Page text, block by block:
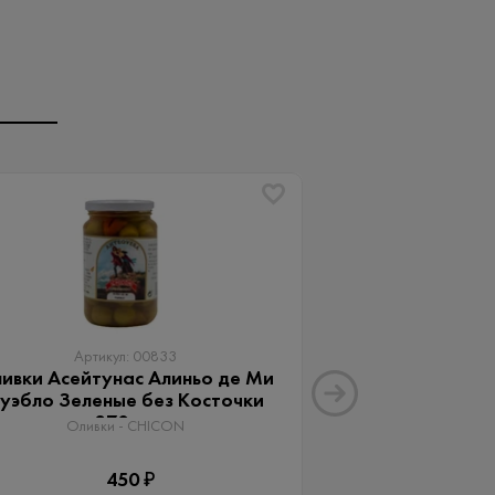
Артикул: 00833
Асейтунас Алиньо де Ми
Зеленые без Косточки
370 мл
Оливки - CHICON
450 ₽